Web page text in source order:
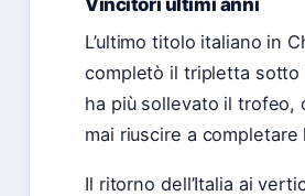
L’ultimo titolo italiano in
completò il tripletta sotto
ha più sollevato il trofeo,
mai riuscire a completare
Il ritorno dell’Italia ai